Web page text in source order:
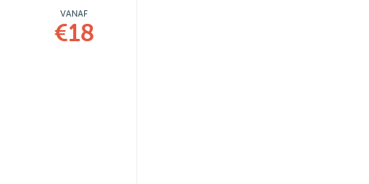
VANAF
€18